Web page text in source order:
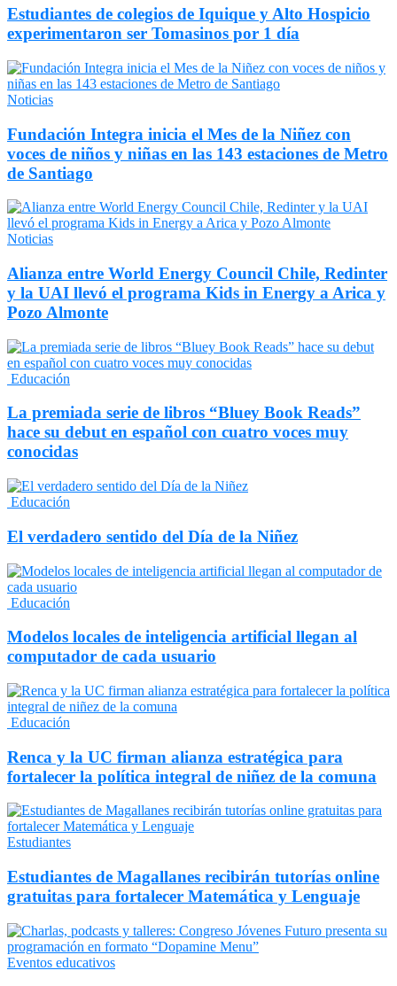
Estudiantes de colegios de Iquique y Alto Hospicio
experimentaron ser Tomasinos por 1 día
Noticias
Fundación Integra inicia el Mes de la Niñez con
voces de niños y niñas en las 143 estaciones de Metro
de Santiago
Noticias
Alianza entre World Energy Council Chile, Redinter
y la UAI llevó el programa Kids in Energy a Arica y
Pozo Almonte
Educación
La premiada serie de libros “Bluey Book Reads”
hace su debut en español con cuatro voces muy
conocidas
Educación
El verdadero sentido del Día de la Niñez
Educación
Modelos locales de inteligencia artificial llegan al
computador de cada usuario
Educación
Renca y la UC firman alianza estratégica para
fortalecer la política integral de niñez de la comuna
Estudiantes
Estudiantes de Magallanes recibirán tutorías online
gratuitas para fortalecer Matemática y Lenguaje
Eventos educativos